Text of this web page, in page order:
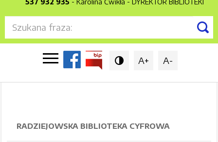
537 932 935 - Karolina Ćwikła - DYREKTOR BIBLIOTEKI

 A+ A-
RADZIEJOWSKA BIBLIOTEKA CYFROWA